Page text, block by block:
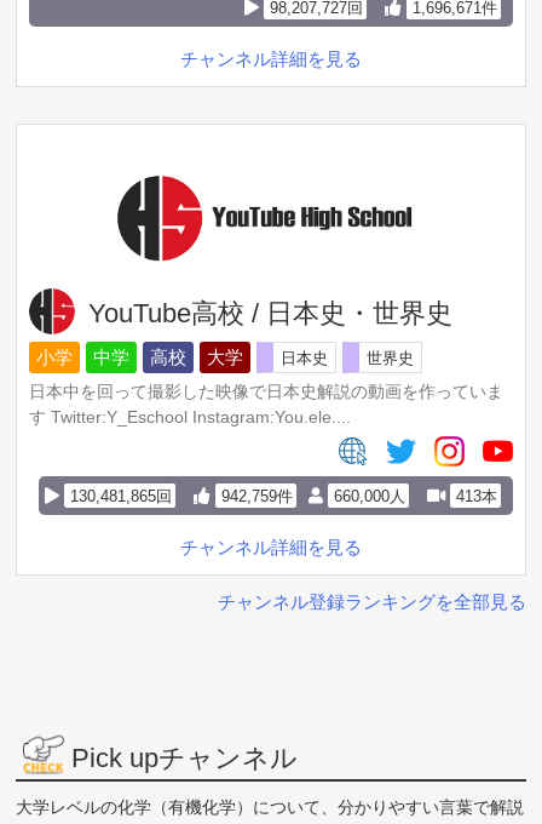
98,207,727回 1,696,671件
チャンネル詳細を見る
YouTube高校 / 日本史・世界史
小学 中学 高校 大学 日本史
世界史
日本中を回って撮影した映像で日本史解説の動画を作っていま
す Twitter:Y_Eschool Instagram:You.ele....
660,000人 413本
130,481,865回 942,759件
チャンネル詳細を見る
チャンネル登録ランキングを全部見る
Pick upチャンネル
大学レベルの化学（有機化学）について、分かりやすい言葉で解説